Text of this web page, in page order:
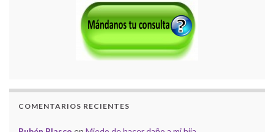
COMENTARIOS RECIENTES